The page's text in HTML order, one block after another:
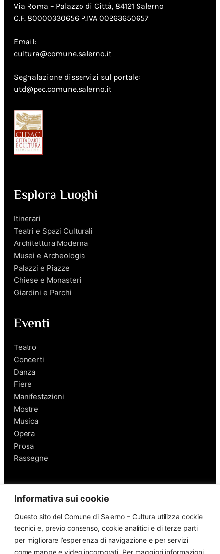
Informativa sui cookie
Questo sito del Comune di Salerno – Cultura utilizza cookie
tecnici e, previo consenso, cookie analitici e di terze parti
per migliorare l’esperienza di navigazione e per servizi
come mappe e video incorporati. Per maggiori informazioni
Via Roma – Palazzo di Città, 84121 Salerno
C.F. 80000330656 P.IVA 00263650657
Email:
cultura@comune.salerno.it
Segnalazione disservizi sul portale:
utd@pec.comune.salerno.it
Esplora Luoghi
Itinerari
Teatri e Spazi Culturali
Architettura Moderna
Musei e Archeologia
Palazzi e Piazze
Chiese e Monasteri
Giardini e Parchi
Eventi
Teatro
Concerti
Danza
Fiere
Manifestazioni
Mostre
Musica
Opera
Prosa
Rassegne
Salerno
Personaggi
Enogastronomia
Mobilità a Salerno
Luoghi nei Dintorni